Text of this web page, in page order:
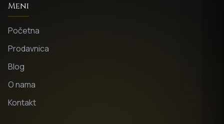
Meni
Početna
Prodavnica
Blog
O nama
Kontakt